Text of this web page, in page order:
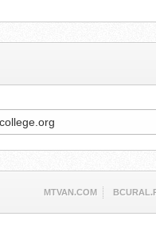
MTVAN.COM